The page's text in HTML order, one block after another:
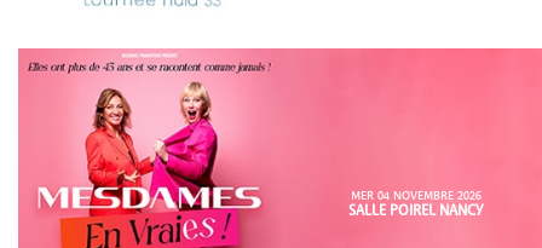
MER 04 NOVEMBRE 2026
SALLE POIREL NANCY